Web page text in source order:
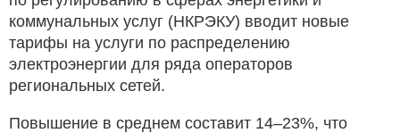
коммунальных услуг (НКРЭКУ) вводит новые
тарифы на услуги по распределению
электроэнергии для ряда операторов
региональных сетей.
Повышение в среднем составит 14–23%, что